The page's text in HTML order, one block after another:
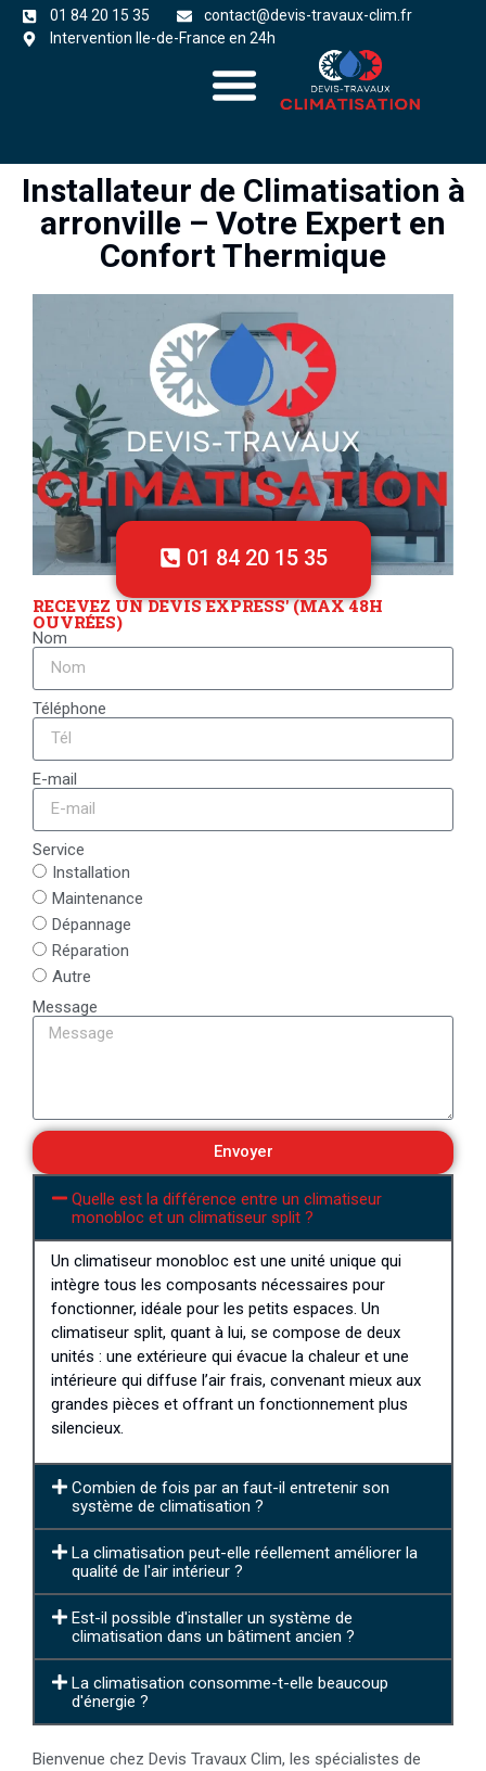
01 84 20 15 35
contact@devis-travaux-clim.fr
Intervention Ile-de-France en 24h
Installateur de Climatisation à
arronville – Votre Expert en
Confort Thermique
01 84 20 15 35
RECEVEZ UN DEVIS EXPRESS' (MAX 48H
OUVRÉES)
Nom
Téléphone
E-mail
Service
Installation
Maintenance
Dépannage
Réparation
Autre
Message
Envoyer
Quelle est la différence entre un climatiseur
monobloc et un climatiseur split ?
Un climatiseur monobloc est une unité unique qui
intègre tous les composants nécessaires pour
fonctionner, idéale pour les petits espaces. Un
climatiseur split, quant à lui, se compose de deux
unités : une extérieure qui évacue la chaleur et une
intérieure qui diffuse l’air frais, convenant mieux aux
grandes pièces et offrant un fonctionnement plus
silencieux.
Combien de fois par an faut-il entretenir son
système de climatisation ?
La climatisation peut-elle réellement améliorer la
qualité de l'air intérieur ?
Est-il possible d'installer un système de
climatisation dans un bâtiment ancien ?
La climatisation consomme-t-elle beaucoup
d'énergie ?
Bienvenue chez Devis Travaux Clim, les spécialistes de